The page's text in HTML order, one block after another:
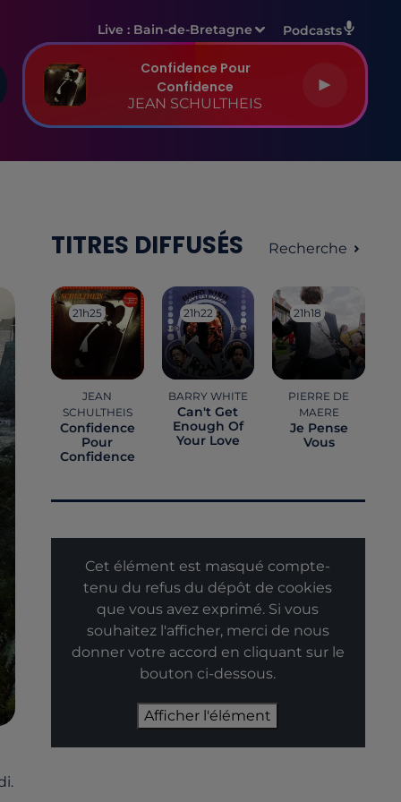
Live : Bain-de-Bretagne Podcasts
Confidence Pour
Confidence
JEAN SCHULTHEIS
TITRES DIFFUSÉS Recherche
21h25
21h25
JEAN
SCHULTHEIS
Confidence
Pour
Confidence
21h22
21h22
BARRY WHITE
Can't Get
Enough Of
Your Love
21h18
21h18
PIERRE DE
MAERE
Je Pense
Vous
Cet élément est masqué compte-
tenu du refus du dépôt de cookies
que vous avez exprimé. Si vous
souhaitez l'afficher, merci de nous
donner votre accord en cliquant sur le
bouton ci-dessous.
Afficher l'élément